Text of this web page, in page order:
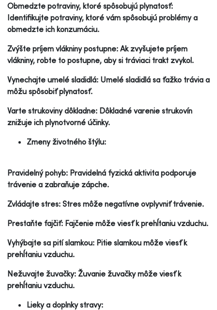
Obmedzte potraviny, ktoré spôsobujú plynatosť:
Identifikujte potraviny, ktoré vám spôsobujú problémy a
obmedzte ich konzumáciu.
Zvýšte príjem vlákniny postupne: Ak zvyšujete príjem
vlákniny, robte to postupne, aby si tráviaci trakt zvykol.
Vynechajte umelé sladidlá: Umelé sladidlá sa ťažko trávia a
môžu spôsobiť plynatosť.
Varte strukoviny dôkladne: Dôkladné varenie strukovín
znižuje ich plynotvorné účinky.
Zmeny životného štýlu:
Pravidelný pohyb: Pravidelná fyzická aktivita podporuje
trávenie a zabraňuje zápche.
Zvládajte stres: Stres môže negatívne ovplyvniť trávenie.
Prestaňte fajčiť: Fajčenie môže viesť k prehĺtaniu vzduchu.
Vyhýbajte sa pití slamkou: Pitie slamkou môže viesť k
prehĺtaniu vzduchu.
Nežuvajte žuvačky: Žuvanie žuvačky môže viesť k
prehĺtaniu vzduchu.
Lieky a doplnky stravy: